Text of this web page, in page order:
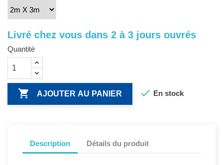
Livré chez vous dans 2 à 3 jours ouvrés
Quantité
 AJOUTER AU PANIER  En stock
Description Détails du produit